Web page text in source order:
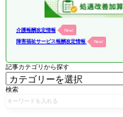
介護報酬改定情報 New!
障害福祉サービス報酬改定情報 New!
記事カテゴリから探す
検索